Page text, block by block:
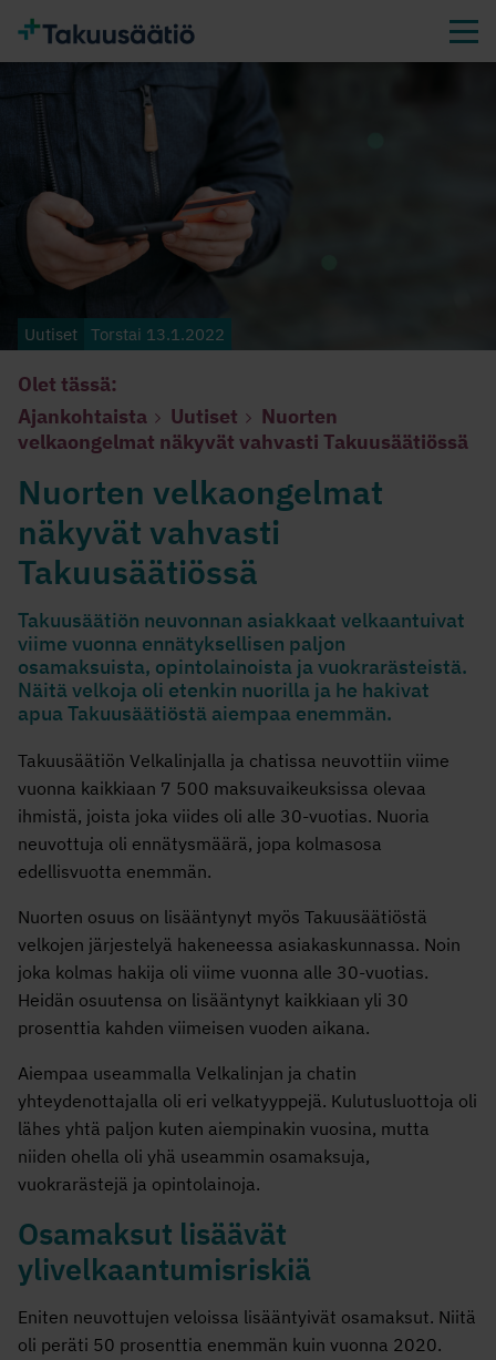
Uutiset Torstai 13.1.2022
Olet tässä:
Ajankohtaista
Uutiset
Nuorten
velkaongelmat näkyvät vahvasti Takuusäätiössä
Nuorten velkaongelmat
näkyvät vahvasti
Takuusäätiössä
Takuusäätiön neuvonnan asiakkaat velkaantuivat
viime vuonna ennätyksellisen paljon
osamaksuista, opintolainoista ja vuokrarästeistä.
Näitä velkoja oli etenkin nuorilla ja he hakivat
apua Takuusäätiöstä aiempaa enemmän.
Takuusäätiön Velkalinjalla ja chatissa neuvottiin viime
vuonna kaikkiaan 7 500 maksuvaikeuksissa olevaa
ihmistä, joista joka viides oli alle 30-vuotias. Nuoria
neuvottuja oli ennätysmäärä, jopa kolmasosa
edellisvuotta enemmän.
Nuorten osuus on lisääntynyt myös Takuusäätiöstä
velkojen järjestelyä hakeneessa asiakaskunnassa. Noin
joka kolmas hakija oli viime vuonna alle 30-vuotias.
Heidän osuutensa on lisääntynyt kaikkiaan yli 30
prosenttia kahden viimeisen vuoden aikana.
Aiempaa useammalla Velkalinjan ja chatin
yhteydenottajalla oli eri velkatyyppejä. Kulutusluottoja oli
lähes yhtä paljon kuten aiempinakin vuosina, mutta
niiden ohella oli yhä useammin osamaksuja,
vuokrarästejä ja opintolainoja.
Osamaksut lisäävät
ylivelkaantumisriskiä
Eniten neuvottujen veloissa lisääntyivät osamaksut. Niitä
oli peräti 50 prosenttia enemmän kuin vuonna 2020.